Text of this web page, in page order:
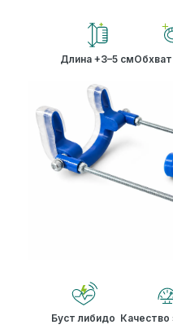
Длина +3–5 смОбхват
Буст либидо Качество